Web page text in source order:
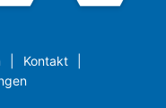
Kontakt